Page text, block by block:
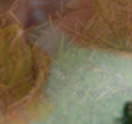
Úvod
Organizace školního roku
Úřední deska